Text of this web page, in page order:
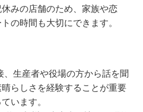
みの店舗のため、家族や恋
の時間も大切にできます。
、生産者や役場の方から話を聞
らしさを経験することが重要
います。